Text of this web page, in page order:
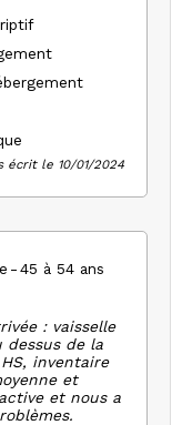
écrit le 10/01/2024
45 à 54 ans
: vaisselle
dessus de la
inventaire
et
et nous a